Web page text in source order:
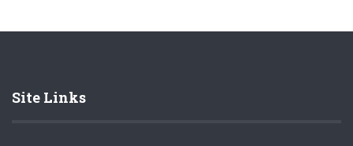
Site Links